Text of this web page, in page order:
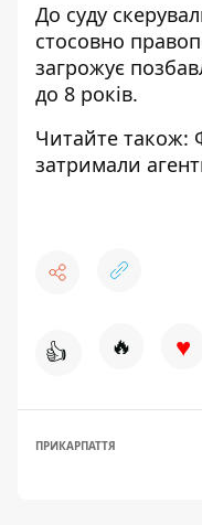
До суду
стосовно
загрожує
до 8 років.
Читайте також:
затримали
👍 🔥 ♥
ПРИКАРПАТТЯ